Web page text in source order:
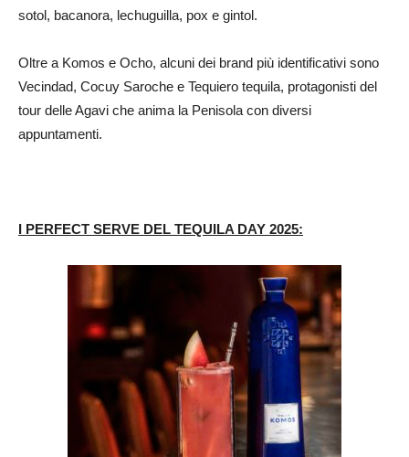
sotol, bacanora, lechuguilla, pox e gintol.
Oltre a Komos e Ocho, alcuni dei brand più identificativi sono
Vecindad, Cocuy Saroche e Tequiero tequila, protagonisti del
tour delle Agavi che anima la Penisola con diversi
appuntamenti.
I PERFECT SERVE DEL TEQUILA DAY 2025: